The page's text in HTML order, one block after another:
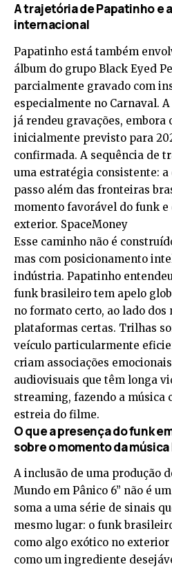
A trajetória de Papatinho e
internacional
Papatinho está também
álbum do grupo Black Eyed
parcialmente gravado com
especialmente no Carnaval.
já rendeu gravações, embora
inicialmente previsto para
confirmada. A sequência de
uma estratégia consistente: a
passo além das fronteiras
momento favorável do funk
exterior. SpaceMoney
Esse caminho não é
mas com posicionamento
indústria. Papatinho
funk brasileiro tem apelo
no formato certo, ao lado dos
plataformas certas. Trilhas
veículo particularmente
criam associações
audiovisuais que têm longa
streaming, fazendo a música
estreia do filme.
O que a presença do funk
sobre o momento da
A inclusão de uma produção
Mundo em Pânico 6” não é
soma a uma série de sinais
mesmo lugar: o funk
como algo exótico no
como um ingrediente